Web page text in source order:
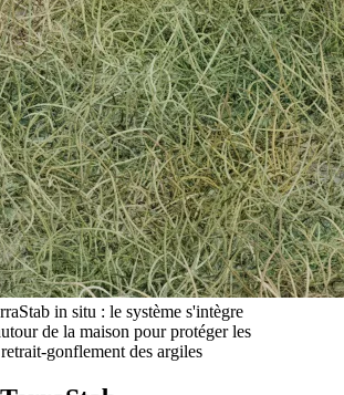
in situ : le système s'intègre
de la maison pour protéger les
gonflement des argiles